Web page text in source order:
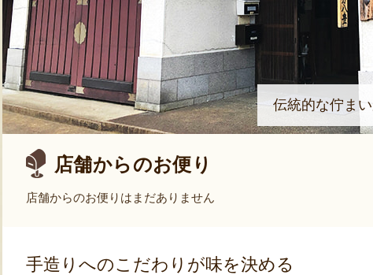
伝統的な佇ま
店舗からのお便り
店舗からのお便りはまだありません
手造りへのこだわりが味を決める